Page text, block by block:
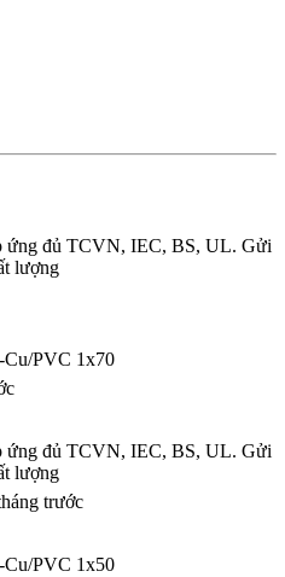
ứng đủ TCVN, IEC, BS, UL. Gửi
lượng
Cu/PVC 1x70
ứng đủ TCVN, IEC, BS, UL. Gửi
lượng
trước
Cu/PVC 1x50